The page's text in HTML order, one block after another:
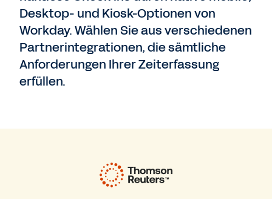
Desktop- und Kiosk-Optionen von
Workday. Wählen Sie aus verschiedenen
Partnerintegrationen, die sämtliche
Anforderungen Ihrer Zeiterfassung
erfüllen.